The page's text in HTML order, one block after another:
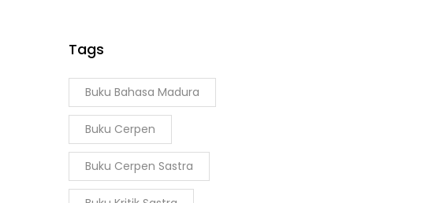
Tags
Buku Bahasa Madura
Buku Cerpen
Buku Cerpen Sastra